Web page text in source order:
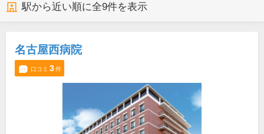
駅から近い順に全9件を表示
名古屋西病院
口コミ 3件